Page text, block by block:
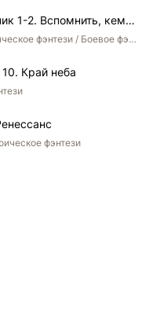
Незаконный наследник 1-2. Вспомнить, кем был. Стать собой. Остаться собой
Попаданцы / Приключенческое фэнтези / Боевое фэнтези / Юмористическое фэнтези
Край неба
фэнтези